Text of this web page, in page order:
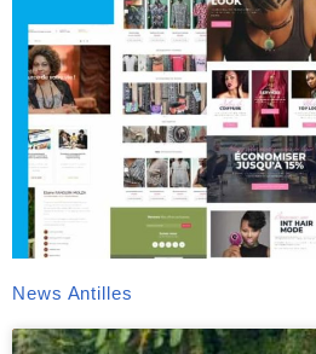
News Antilles